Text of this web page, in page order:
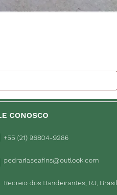
CONOSCO
+55 (21) 96804-9286
pedrariaseafins@outlook.com
Recreio dos Bandeirantes, RJ, Brasil.